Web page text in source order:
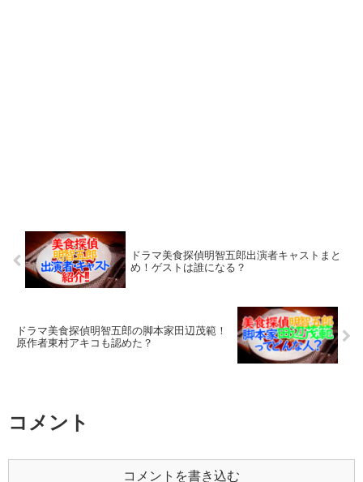
ドラマ美食探偵明智五郎出演者キャストまと
め！ゲストは誰になる？
ドラマ美食探偵明智五郎の脚本家田辺茂範！
原作者東村アキコも認めた？
コメント
コメントを書き込む